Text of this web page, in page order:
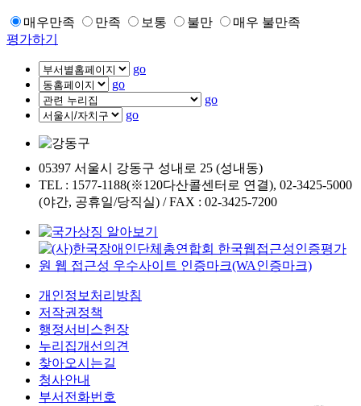
매우만족 만족 보통 불만
매우 불만족
평가하기
go
go
go
go
05397 서울시 강동구 성내로 25 (성내동)
TEL : 1577-1188(※120다산콜센터로 연결), 02-3425-5000
(야간, 공휴일/당직실) / FAX : 02-3425-7200
개인정보처리방침
저작권정책
행정서비스헌장
누리집개선의견
찾아오시는길
청사안내
부서전화번호